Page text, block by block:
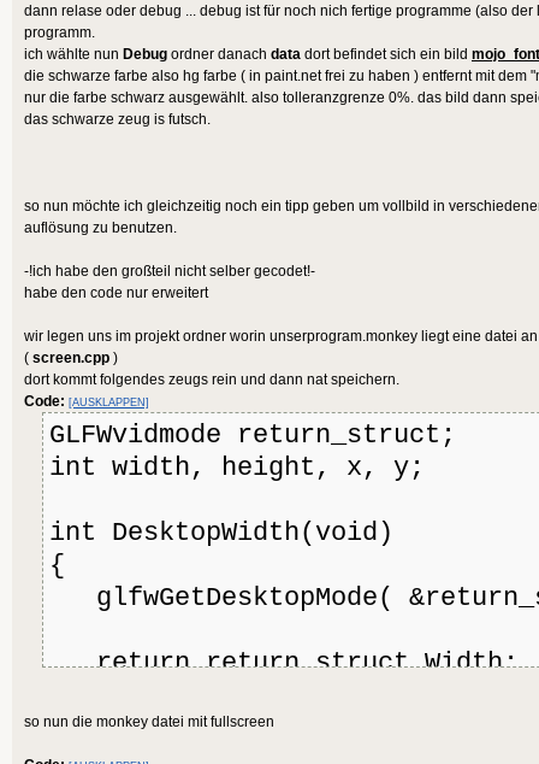
'summary: This method is
when the application should
when the application first
OnUpdate call.
OnRender when the
but there are still resources
sounds in the process of being
Method OnLoading()
End
'summary: This method is
application's device window
End
dann relase oder debug ... debug ist für noch nich fertige programme (also
programm.
ich wählte nun Debug ordner danach data dort befindet sich ein bild
die schwarze farbe also hg farbe ( in paint.net frei zu haben ) entfernt mit dem
nur die farbe schwarz ausgewählt. also tolleranzgrenze 0%. das bild dann
das schwarze zeug is futsch.
so nun möchte ich gleichzeitig noch ein tipp geben um vollbild in
auflösung zu benutzen.
-!ich habe den großteil nicht selber gecodet!-
habe den code nur erweitert
wir legen uns im projekt ordner worin unserprogram.monkey liegt eine datei
( screen.cpp )
dort kommt folgendes zeugs rein und dann nat speichern.
Code: [AUSKLAPPEN]
GLFWvidmode return_struct;
int width, height, x, y;
int DesktopWidth(void)
{
glfwGetDesktopMode(
return return_struct.Width;
so nun die monkey datei mit fullscreen